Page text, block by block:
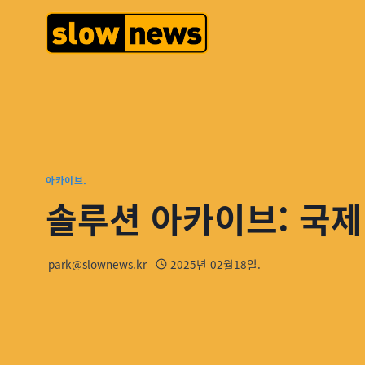
아카이브.
솔루션 아카이브: 국
park@slownews.kr 2025년 02월18일.